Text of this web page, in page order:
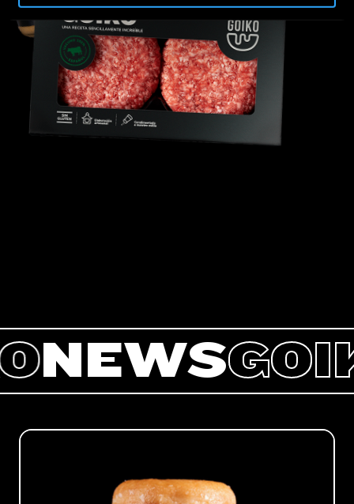
en laPolítica de Cookies
te indicamos cómo hacerlo
en diferentes navegadores.
NEWS